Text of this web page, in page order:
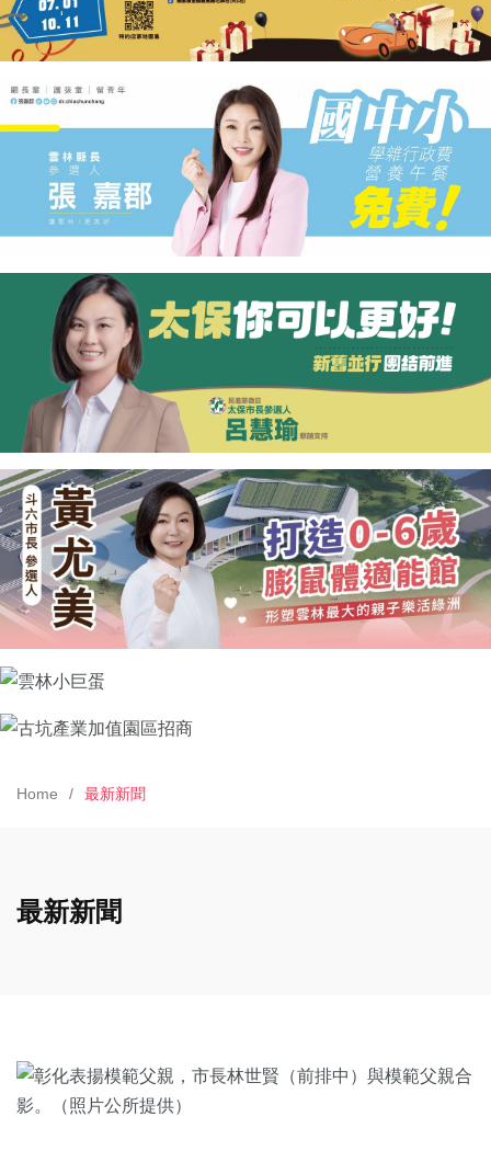
Home 最新新聞
最新新聞